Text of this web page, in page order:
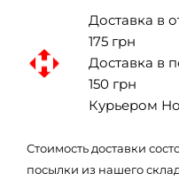
Доставка в
175 грн
Доставка в
150 грн
Курьером
Стоимость доставки
посылки из нашего